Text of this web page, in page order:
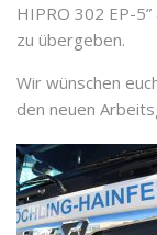
HIPRO 302 EP-
zu übergeben.
Wir wünschen
den neuen